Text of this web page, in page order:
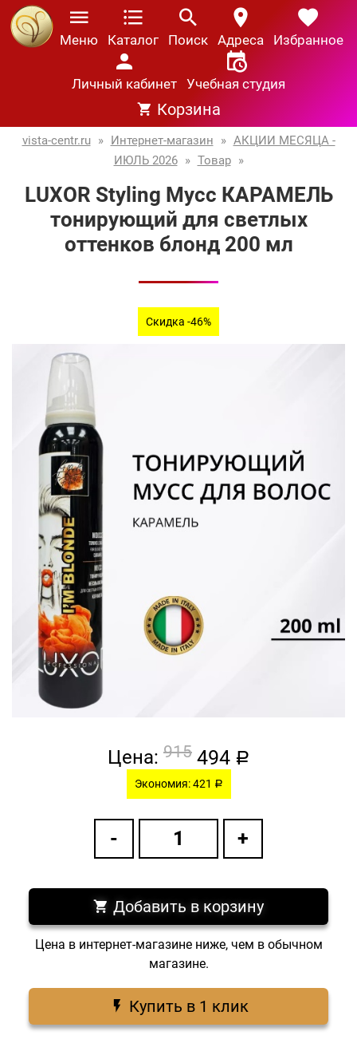
Меню Каталог Поиск Адреса Избранное
Личный кабинет Учебная студия
Корзина
vista-centr.ru » Интернет-магазин » АКЦИИ МЕСЯЦА -
ИЮЛЬ 2026 » Товар »
LUXOR Styling Мусс КАРАМЕЛЬ
тонирующий для светлых
оттенков блонд 200 мл
Скидка -46%
Цена: 915 494 a
Экономия: 421 a
Добавить в корзину
Цена в интернет-магазине ниже, чем в обычном
магазине.
Купить в 1 клик